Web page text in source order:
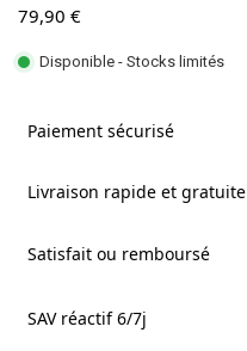
79,90 €
Disponible - Stocks limités
Paiement sécurisé
Livraison rapide et gratuite
Satisfait ou remboursé
SAV réactif 6/7j